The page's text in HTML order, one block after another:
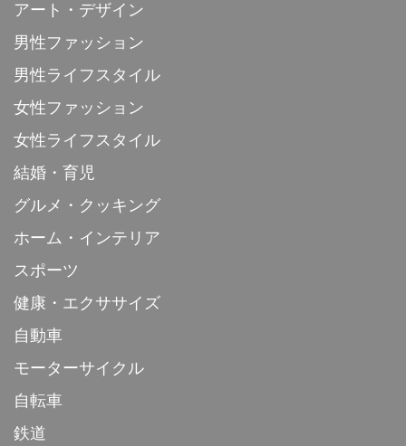
アート・デザイン
男性ファッション
男性ライフスタイル
女性ファッション
女性ライフスタイル
結婚・育児
グルメ・クッキング
ホーム・インテリア
スポーツ
健康・エクササイズ
自動車
モーターサイクル
自転車
鉄道